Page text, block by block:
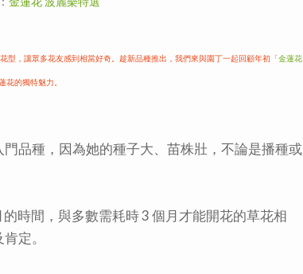
型，讓眾多花友感到相當好奇。趁新品種推出，我們來與園丁一起回顧年初「金蓮花
花的獨特魅力。
品種，因為她的種子大、苗株壯，不論是播種或
時間，與多數需耗時 3 個月才能開花的草花相
定。